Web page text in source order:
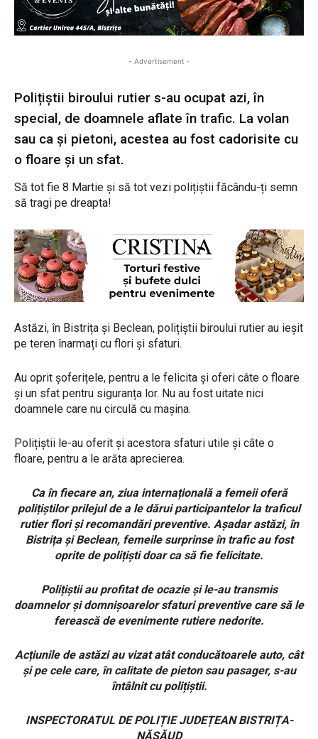
- Advertisement -
Polițiștii biroului rutier s-au ocupat azi, în
special, de doamnele aflate în trafic. La volan
sau ca și pietoni, acestea au fost cadorisite cu
o floare și un sfat.
Să tot fie 8 Martie și să tot vezi polițiștii făcându-ți semn
să tragi pe dreapta!
Astăzi, în Bistrița și Beclean, polițiștii biroului rutier au ieșit
pe teren înarmați cu flori și sfaturi.
Au oprit șoferițele, pentru a le felicita și oferi câte o floare
și un sfat pentru siguranța lor. Nu au fost uitate nici
doamnele care nu circulă cu mașina.
Polițiștii le-au oferit și acestora sfaturi utile și câte o
floare, pentru a le arăta aprecierea.
Ca în fiecare an, ziua internațională a femeii oferă
polițiștilor prilejul de a le dărui participantelor la traficul
rutier flori și recomandări preventive. Așadar astăzi, în
Bistrița și Beclean, femeile surprinse în trafic au fost
oprite de polițiști doar ca să fie felicitate.
Polițiștii au profitat de ocazie și le-au transmis
doamnelor și domnișoarelor sfaturi preventive care să le
ferească de evenimente rutiere nedorite.
Acțiunile de astăzi au vizat atât conducătoarele auto, cât
și pe cele care, în calitate de pieton sau pasager, s-au
întâlnit cu polițiștii.
INSPECTORATUL DE POLIȚIE JUDEȚEAN BISTRIȚA-
NĂSĂUD